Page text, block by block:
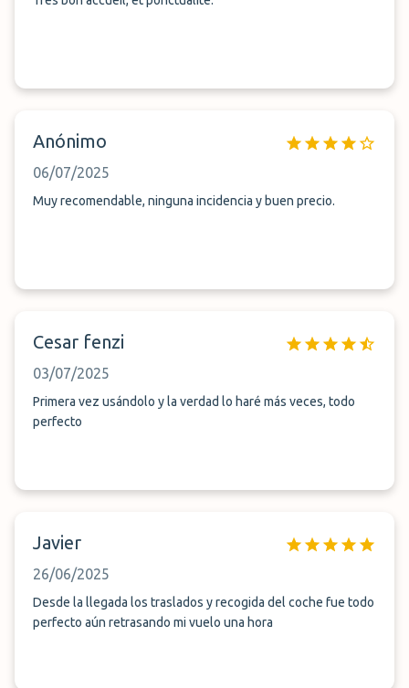
Anónimo
06/07/2025
Muy recomendable, ninguna incidencia y buen precio.
Cesar fenzi
03/07/2025
Primera vez usándolo y la verdad lo haré más veces, todo
perfecto
Javier
26/06/2025
Desde la llegada los traslados y recogida del coche fue todo
perfecto aún retrasando mi vuelo una hora